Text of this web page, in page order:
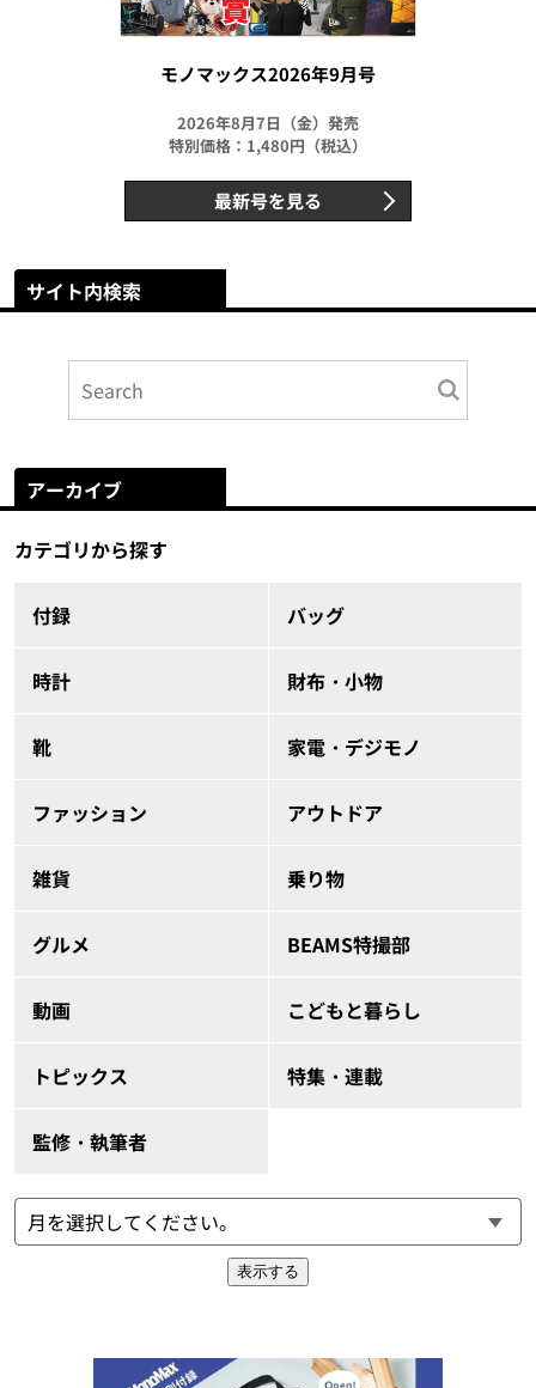
モノマックス2026年9月号
2026年8月7日（金）発売
特別価格：1,480円（税込）
最新号を見る
サイト内検索
アーカイブ
カテゴリから探す
付録 バッグ
時計 財布・小物
靴 家電・デジモノ
ファッション アウトドア
雑貨 乗り物
グルメ BEAMS特撮部
動画 こどもと暮らし
トピックス 特集・連載
監修・執筆者
表示する